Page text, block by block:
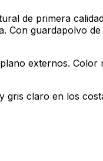
de primera
Con guardapolvo
externos. Color
gris claro en los